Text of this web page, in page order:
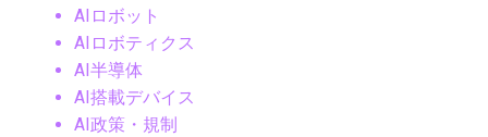
AIロボット
AIロボティクス
AI半導体
AI搭載デバイス
AI政策・規制